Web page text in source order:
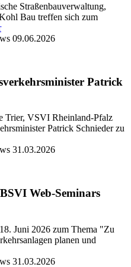
Straßenbauverwaltung,
Bau treffen sich zum
09.06.2026
Patrick
Trier, VSVI Rheinland-Pfalz
Patrick Schnieder zu
31.03.2026
Web-Seminars
Juni 2026 zum Thema "Zu
planen und
31.03.2026